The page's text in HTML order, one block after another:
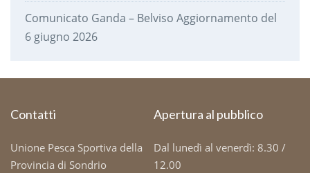
Comunicato Ganda – Belviso Aggiornamento del
6 giugno 2026
Contatti
Unione Pesca Sportiva della
Provincia di Sondrio
Apertura al pubblico
Dal lunedì al venerdì: 8.30 /
12.00